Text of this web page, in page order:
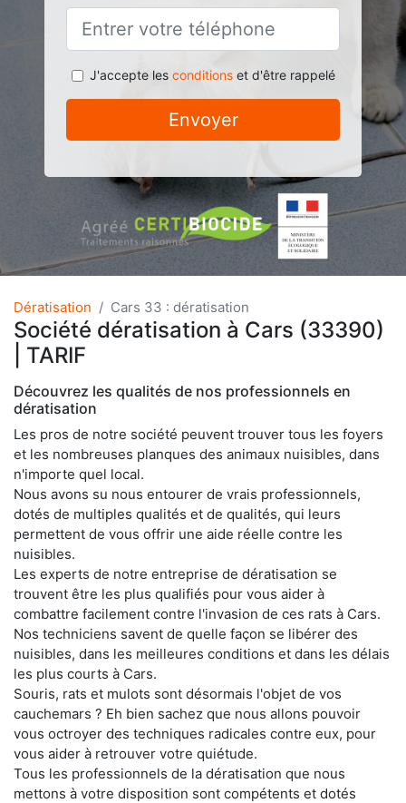
J'accepte les conditionset d'être rappelé
Envoyer
Dératisation Cars 33 : dératisation
Société dératisation à Cars (33390)
| TARIF
Découvrez les qualités de nos professionnels en
dératisation
Les pros de notre société peuvent trouver tous les foyers
et les nombreuses planques des animaux nuisibles, dans
n'importe quel local.
Nous avons su nous entourer de vrais professionnels,
dotés de multiples qualités et de qualités, qui leurs
permettent de vous offrir une aide réelle contre les
nuisibles.
Les experts de notre entreprise de dératisation se
trouvent être les plus qualifiés pour vous aider à
combattre facilement contre l'invasion de ces rats à Cars.
Nos techniciens savent de quelle façon se libérer des
nuisibles, dans les meilleures conditions et dans les délais
les plus courts à Cars.
Souris, rats et mulots sont désormais l'objet de vos
cauchemars ? Eh bien sachez que nous allons pouvoir
vous octroyer des techniques radicales contre eux, pour
vous aider à retrouver votre quiétude.
Tous les professionnels de la dératisation que nous
mettons à votre disposition sont compétents et dotés